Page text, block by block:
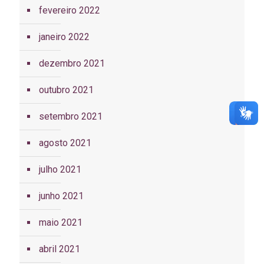
fevereiro 2022
janeiro 2022
dezembro 2021
outubro 2021
setembro 2021
agosto 2021
julho 2021
junho 2021
maio 2021
abril 2021